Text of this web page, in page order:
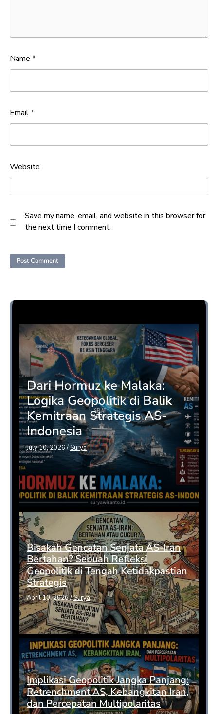
Name *
Email*
Website
Save my name, email, and website in this browser for
the next time I comment.
Dari Hormuz ke Malaka:
Logika Geopolitik di Balik
Kemitraan Strategis AS-
Indonesia
July 10, 2026/Surya
Bisakah Gencatan Senjata AS-Iran
Bertahan? Sebuah Refleksi
Geopolitik di Tengah Ketidakpastian
Strategis
April 10, 2026/Surya
Implikasi Geopolitik Jangka Panjang:
Retrenchment AS, Kebangkitan Iran,
dan Percepatan Multipolaritas